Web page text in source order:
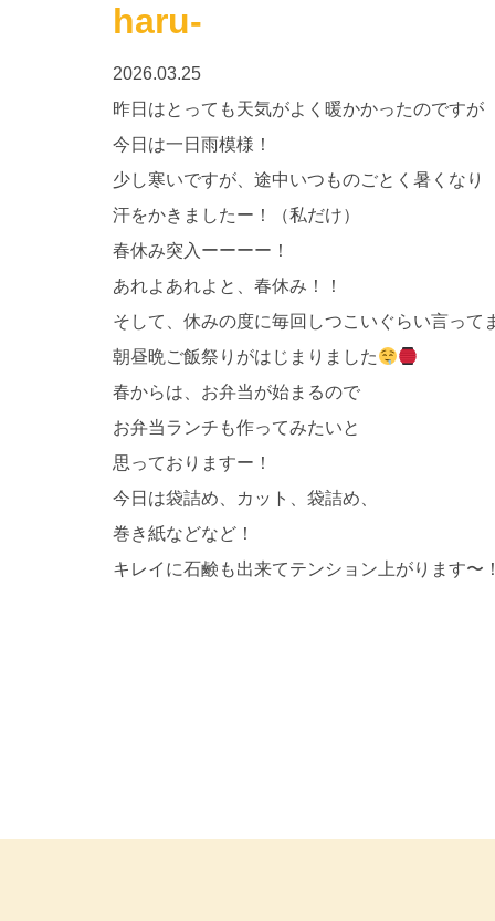
haru-
2026.03.25
昨日はとっても天気がよく暖かかったのですが
今日は一日雨模様！
少し寒いですが、途中いつものごとく暑くなり
汗をかきましたー！（私だけ）
春休み突入ーーーー！
あれよあれよと、春休み！！
そして、休みの度に毎回しつこいぐらい言って
朝昼晩ご飯祭りがはじまりました
春からは、お弁当が始まるので
お弁当ランチも作ってみたいと
思っておりますー！
今日は袋詰め、カット、袋詰め、
巻き紙などなど！
キレイに石鹸も出来てテンション上がります〜